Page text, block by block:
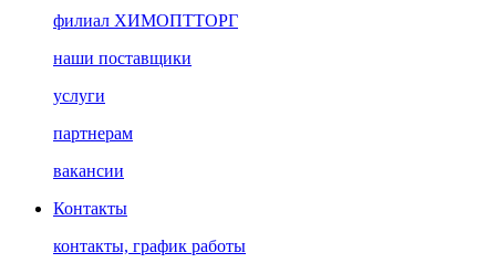
филиал ХИМОПТТОРГ
наши поставщики
услуги
партнерам
вакансии
Контакты
контакты, график работы